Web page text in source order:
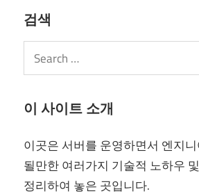
검색
Search
for:
이 사이트 소개
이곳은 서버를 운영하면서 엔지
될만한 여러가지 기술적 노하우
정리하여 놓은 곳입니다.